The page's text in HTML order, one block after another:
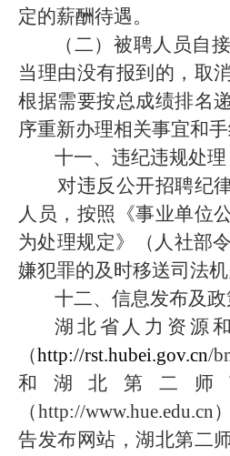
定的薪酬待遇。
（二）被聘人员自
当理由没有报到的，取
根据需要按总成绩排名
序重新办理相关事宜和手
十一、违纪违规处理
对违反公开招聘纪
人员，按照《事业单位
为处理规定》（人社部
嫌犯罪的及时移送司法机
十二、信息发布及
湖北省人力资源
（http://rst.hubei.gov.cn/
和湖北第二师
（http://www.hue.edu.cn
告发布网站，湖北第二